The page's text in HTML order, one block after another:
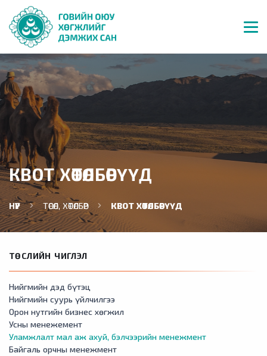
КВОТ ХӨТӨЛБӨРҮҮД
НҮҮР ТӨСӨЛ, ХӨТӨЛБӨР КВОТ ХӨТӨЛБӨРҮҮД
ТӨСЛИЙН ЧИГЛЭЛ
Нийгмийн дэд бүтэц
Нийгмийн суурь үйлчилгээ
Орон нутгийн бизнес хөгжил
Усны менежемент
Уламжлалт мал аж ахуй, бэлчээрийн менежмент
Байгаль орчны менежмент